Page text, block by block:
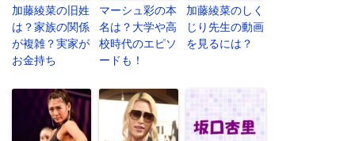
加藤綾菜の旧姓
は？家族の関係
が複雑？実家が
お金持ち
マーシュ彩の本
名は？大学や高
校時代のエピソ
ードも！
加藤綾菜のしく
じり先生の動画
を見るには？